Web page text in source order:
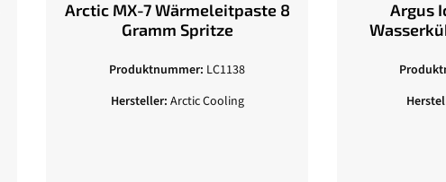
Arctic MX-7 Wärmeleitpaste 8
Gramm Spritze
Produktnummer: LC1138
Hersteller: Arctic Cooling
Argus
AMD